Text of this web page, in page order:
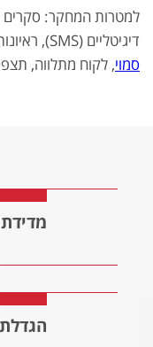
למטרות המחקר: סקרים
דיגיטליים (SMS), ראיונות פנים אל פנים בנקודת המכירה,
סמוי, לקוח מתלווה,